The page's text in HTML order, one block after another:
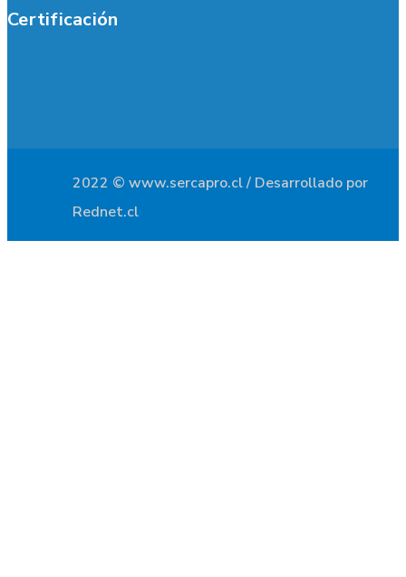
Certificación
2022 © www.sercapro.cl / Desarrollado por
Rednet.cl